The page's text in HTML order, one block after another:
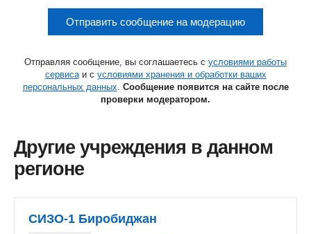
Отправить сообщение на модерацию
Отправляя сообщение, вы соглашаетесь с условиями работы
сервисаи с условиями хранения и обработки ваших
персональных данных. Сообщение появится на сайте после
проверки модератором.
Другие учреждения в данном
регионе
СИЗО-1 Биробиджан